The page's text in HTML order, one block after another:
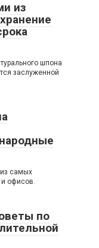
из
шпона
заслуженной
самых
и офисов.
по